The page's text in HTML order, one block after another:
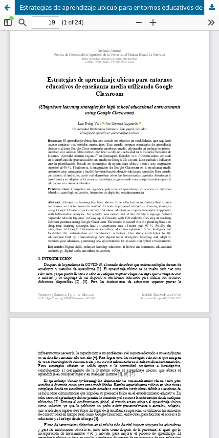
Estrategias de aprendizaje ubicuo para entornos educativos de enseñanza media utilizando Google Classroom